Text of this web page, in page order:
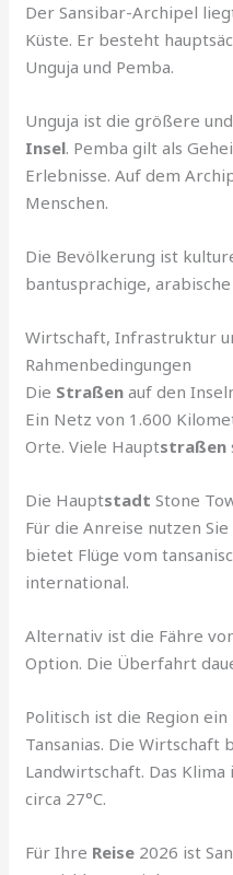
Der Sansibar-Archipel
Küste. Er besteht
Unguja und Pemba.
Unguja ist die größere
Insel. Pemba gilt als
Erlebnisse. Auf dem
Menschen.
Die Bevölkerung ist
bantusprachige,
Wirtschaft, Infrastruktur
Rahmenbedingungen
Die Straßen auf den
Ein Netz von 1.600
Orte. Viele Hauptstraßen
Die Hauptstadt Stone
Für die Anreise nutzen
bietet Flüge vom
international.
Alternativ ist die Fähre
Option. Die Überfahrt
Politisch ist die Region
Tansanias. Die Wirtschaft
Landwirtschaft. Das
circa 27°C.
Für Ihre Reise 2026 ist